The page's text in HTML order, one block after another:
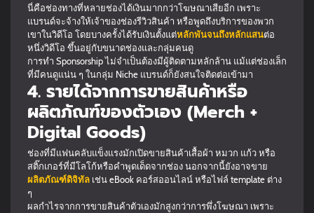
นี่คือช่องทางที่หลายช่องได้เงินมากกว่าโฆษณาเสียอีก เพราะ
แบรนด์จะจ้างให้เจ้าของช่องรีวิวสินค้า หรือพูดถึงบริการของพวก
เขาในวิดีโอ โดยบางครั้งได้รับเงินตั้งแต่หลักพันจนถึงหลักแสนต่อ
หนึ่งวิดีโอ ขึ้นอยู่กับขนาดช่องและกลุ่มคนดู
การทำ Sponsorship ไม่จำเป็นต้องมีผู้ติดตามหลักล้าน แม้แต่ช่องเล็ก
ที่มีคนดูแน่น ๆ ในกลุ่ม Niche แบรนด์ก็ยังสนใจติดต่อเข้ามา
4. รายได้จากการขายสินค้าหรือ
ผลิตภัณฑ์ของตัวเอง (Merch +
Digital Goods)
ช่องที่มีแฟนคลับแข็งแรงมักเปิดขายสินค้าเสื้อผ้า หมวก แก้ว หรือ
สติ๊กเกอร์ที่มีโลโก้หรือคำพูดเด็ดจากช่อง นอกจากนี้ยังอาจขาย
ผลิตภัณฑ์ดิจิทัล เช่น eBook คอร์สออนไลน์ หรือไฟล์ template ต่าง
ๆ
ผลกำไรจากการขายสินค้าตัวเองมักสูงกว่าการพึ่งโฆษณา เพราะ